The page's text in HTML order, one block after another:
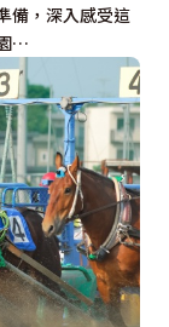
備，深入感受這
…